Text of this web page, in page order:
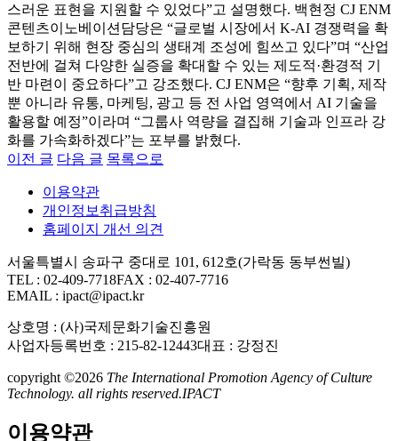
스러운 표현을 지원할 수 있었다”고 설명했다. 백현정 CJ ENM
콘텐츠이노베이션담당은 “글로벌 시장에서 K-AI 경쟁력을 확
보하기 위해 현장 중심의 생태계 조성에 힘쓰고 있다”며 “산업
전반에 걸쳐 다양한 실증을 확대할 수 있는 제도적·환경적 기
반 마련이 중요하다”고 강조했다. CJ ENM은 “향후 기획, 제작
뿐 아니라 유통, 마케팅, 광고 등 전 사업 영역에서 AI 기술을
활용할 예정”이라며 “그룹사 역량을 결집해 기술과 인프라 강
화를 가속화하겠다”는 포부를 밝혔다.
이전 글 다음 글 목록으로
이용약관
개인정보취급방침
홈페이지 개선 의견
서울특별시 송파구 중대로 101, 612호(가락동 동부썬빌)
TEL : 02-409-7718FAX : 02-407-7716
EMAIL : ipact@ipact.kr
상호명 : (사)국제문화기술진흥원
사업자등록번호 : 215-82-12443대표 : 강정진
copyright ©2026 The International Promotion Agency of Culture
Technology. all rights reserved.IPACT
이용약관